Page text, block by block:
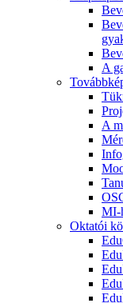
A
A
MI-
Oktatói